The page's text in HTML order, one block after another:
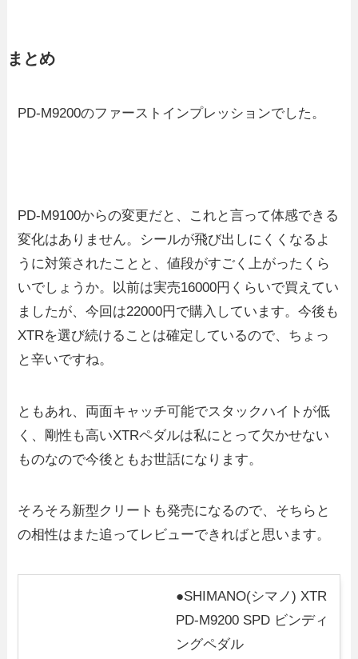
まとめ
PD-M9200のファーストインプレッションでした。
PD-M9100からの変更だと、これと言って体感できる
変化はありません。シールが飛び出しにくくなるよ
うに対策されたことと、値段がすごく上がったくら
いでしょうか。以前は実売16000円くらいで買えてい
ましたが、今回は22000円で購入しています。今後も
XTRを選び続けることは確定しているので、ちょっ
と辛いですね。
ともあれ、両面キャッチ可能でスタックハイトが低
く、剛性も高いXTRペダルは私にとって欠かせない
ものなので今後ともお世話になります。
そろそろ新型クリートも発売になるので、そちらと
の相性はまた追ってレビューできればと思います。
●SHIMANO(シマノ) XTR
PD-M9200 SPD ビンディ
ングペダル